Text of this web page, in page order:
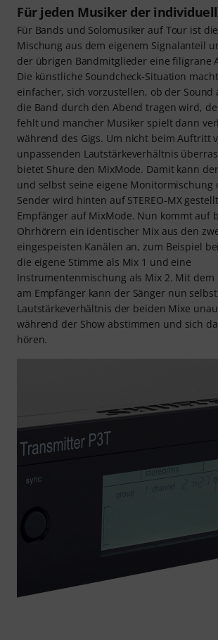
Für jeden Musiker der
Für Bands und Solomusiker auf Tour ist
Mischung aus dem eigenem Signalanteil
der übrigen Bandmitglieder eine filigrane
Die künstliche Soundcheck-Situation
einfacher, sich vorzustellen, ob der Sound
die Band durch den Abend tragen wird,
fehlt und mancher Musiker spielt dann
während des Gigs. Um nicht beim Auftritt
unpassenden Lautstärkeverhältnis
bietet Shure den MixMode. Damit kann
und selbst seine eigene Monitormischung
Sender wird hinten auf STEREO-MX
Empfänger auf MixMode. Nun kommt auf
Ohrhörern ein identischer Mix aus den
eingespeisten Kanälen an, zum Beispiel
die eigene Stimme als Mix 1 und eine
Instrumentenmischung als Mix 2. Mit dem
am Empfänger kann der Sänger nun
Lautstärkeverhältnis der beiden Mixe
während der Show abstimmen und sich
hören.